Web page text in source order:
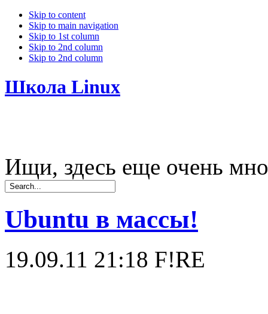
Skip to content
Skip to main navigation
Skip to 1st column
Skip to 2nd column
Skip to 2nd column
Школа Linux
Ищи, здесь еще очень
Ubuntu в массы!
19.09.11 21:18 F!RE